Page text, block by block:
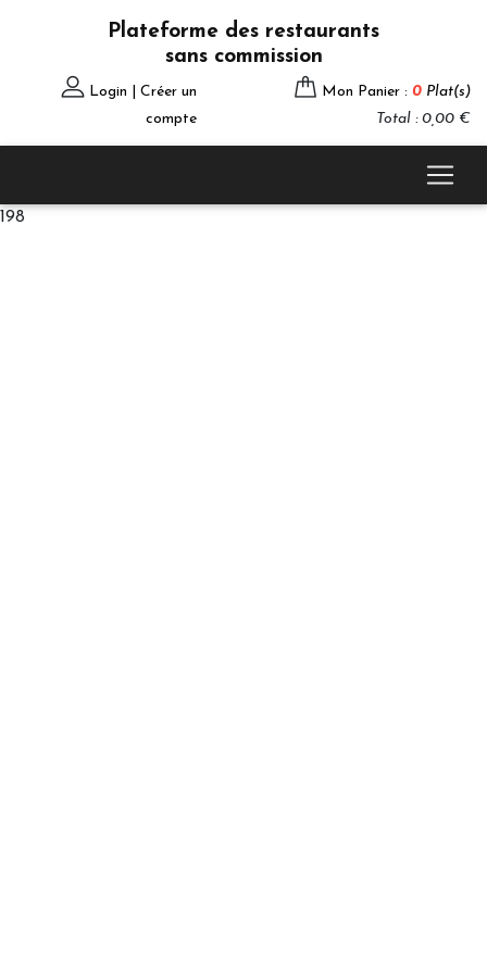
Plateforme des restaurants
sans commission
Login | Créer un
compte
Mon Panier : 0 Plat(s)
Total : 0,00 €
198